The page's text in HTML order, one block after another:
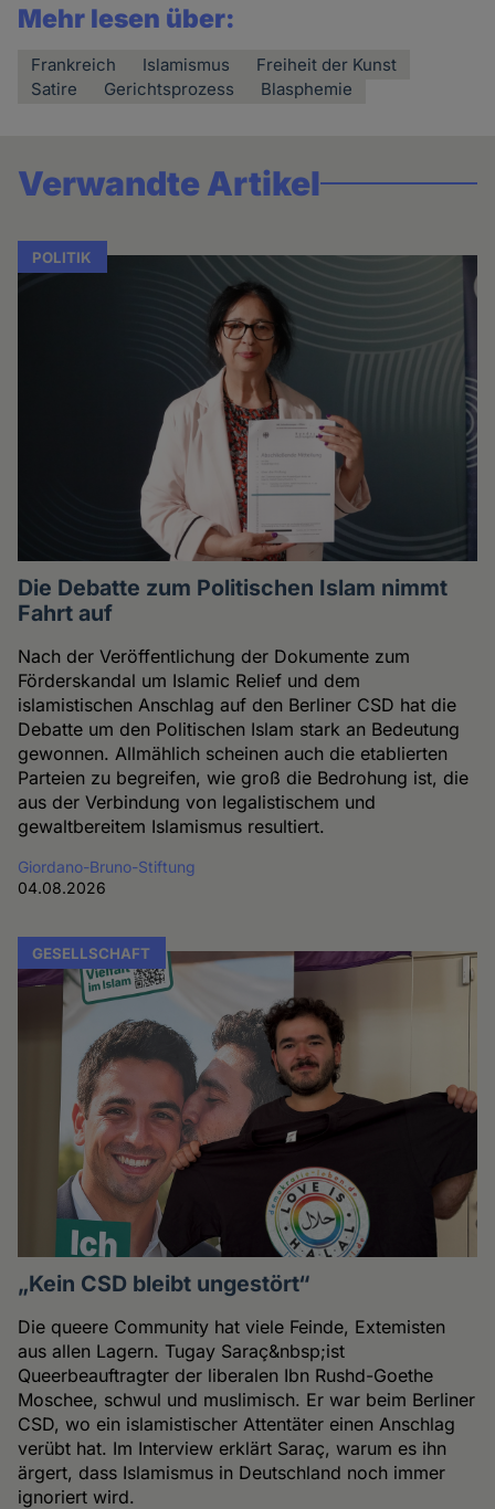
Mehr lesen über:
Frankreich Islamismus
Freiheit der Kunst
Satire
Gerichtsprozess Blasphemie
Verwandte Artikel
POLITIK
Die Debatte zum Politischen Islam nimmt
Fahrt auf
Nach der Veröffentlichung der Dokumente zum
Förderskandal um Islamic Relief und dem
islamistischen Anschlag auf den Berliner CSD hat die
Debatte um den Politischen Islam stark an Bedeutung
gewonnen. Allmählich scheinen auch die etablierten
Parteien zu begreifen, wie groß die Bedrohung ist, die
aus der Verbindung von legalistischem und
gewaltbereitem Islamismus resultiert.
Giordano-Bruno-Stiftung
04.08.2026
GESELLSCHAFT
„Kein CSD bleibt ungestört“
Die queere Community hat viele Feinde, Extemisten
aus allen Lagern. Tugay Saraç&nbsp;ist
Queerbeauftragter der liberalen Ibn Rushd-Goethe
Moschee, schwul und muslimisch. Er war beim Berliner
CSD, wo ein islamistischer Attentäter einen Anschlag
verübt hat. Im Interview erklärt Saraç, warum es ihn
ärgert, dass Islamismus in Deutschland noch immer
ignoriert wird.